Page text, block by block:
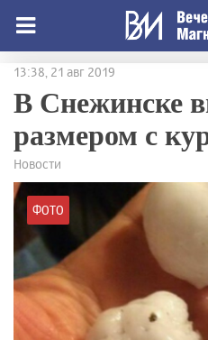
13:38, 21 авг 2019
В Снежинске
размером с
Новости
ФОТО